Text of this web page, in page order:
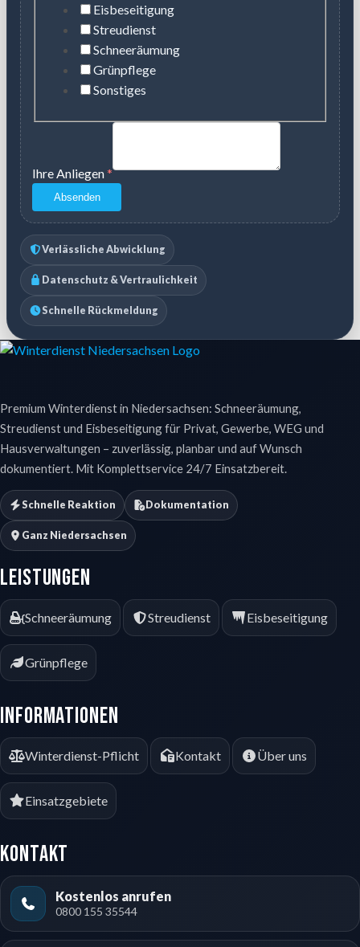
Eisbeseitigung
Streudienst
Schneeräumung
Grünpflege
Sonstiges
Ihre Anliegen*
Absenden
Verlässliche Abwicklung
Datenschutz & Vertraulichkeit
Schnelle Rückmeldung
Premium Winterdienst in Niedersachsen: Schneeräumung,
Streudienst und Eisbeseitigung für Privat, Gewerbe, WEG und
Hausverwaltungen – zuverlässig, planbar und auf Wunsch
dokumentiert. Mit Komplettservice 24/7 Einsatzbereit.
Schnelle Reaktion Dokumentation
Ganz Niedersachsen
Leistungen
Schneeräumung Streudienst Eisbeseitigung
Grünpflege
Informationen
Winterdienst-Pflicht Kontakt Über uns
Einsatzgebiete
Kontakt
Kostenlos anrufen
0800 155 35544